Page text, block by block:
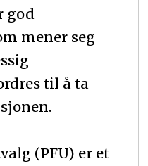
god
mener seg
til å ta
(PFU) er et